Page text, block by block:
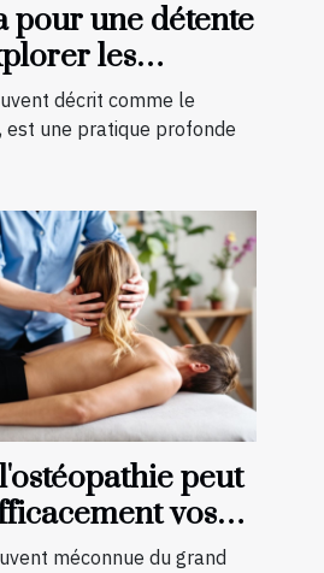
pour une détente
les
le corps et
décrit comme le
est une pratique profonde
peut
vos
méconnue du grand